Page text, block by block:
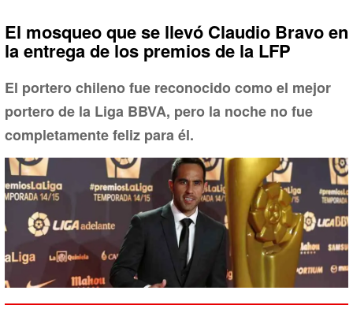
El mosqueo que se llevó Claudio Bravo en
la entrega de los premios de la LFP
El portero chileno fue reconocido como el mejor
portero de la Liga BBVA, pero la noche no fue
completamente feliz para él.